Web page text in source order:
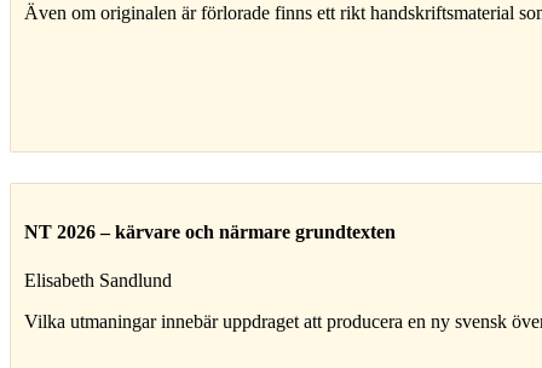
Även om originalen är förlorade finns ett rikt hand­skrifts­material
NT 2026 – kärvare och närmare grundtexten
Elisabeth Sandlund
Vilka utmaningar innebär uppdraget att producera en ny svensk